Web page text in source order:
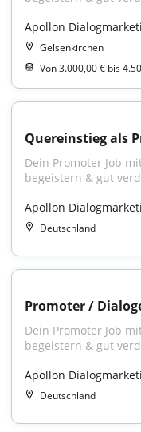
Apollon
Gelsenkirchen
Von 3.000,00 € bis
Quereinstieg als
Dein Promoter Job
begeistern & gut
Apollon
Deutschland
Promoter /
Dein Promoter Job
begeistern & gut
Apollon
Deutschland